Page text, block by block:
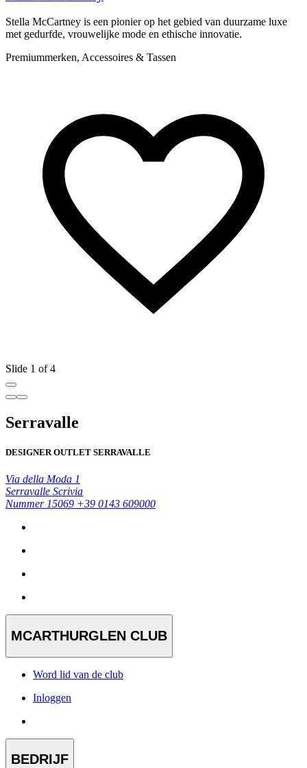
Stella McCartney is een pionier op het gebied van duurzame luxe
met gedurfde, vrouwelijke mode en ethische innovatie.
Premiummerken, Accessoires & Tassen
Slide 1 of 4
Serravalle
DESIGNER OUTLET SERRAVALLE
Via della Moda 1
Serravalle Scrivia
Nummer 15069 +39 0143 609000
MCARTHURGLEN CLUB
Word lid van de club
Inloggen
BEDRIJF